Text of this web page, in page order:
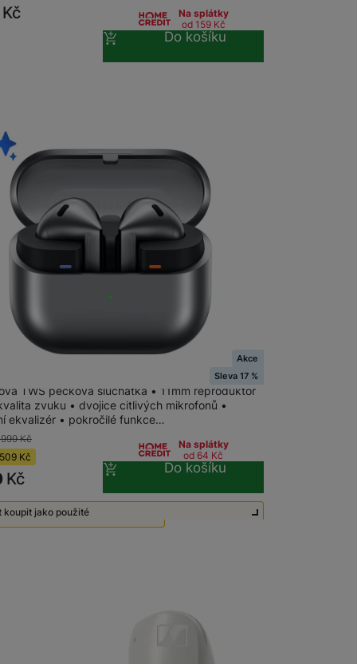
Kč
Na splátky
od 159 Kč
Do košíku
Galaxy Buds3, Silver
na 12 prodejnách
Akce
Sleva 17 %
TWS pecková sluchátka • 11mm reproduktor
zvuku • dvojice citlivých mikrofonů •
ekvalizér • pokročilé funkce…
999Kč
509 Kč
Kč
Na splátky
od 64 Kč
Do košíku
koupit jako použité